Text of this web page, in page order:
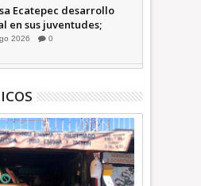
Ecatepec desarrollo
en sus juventudes;
Feria de Empleo y
2026 0